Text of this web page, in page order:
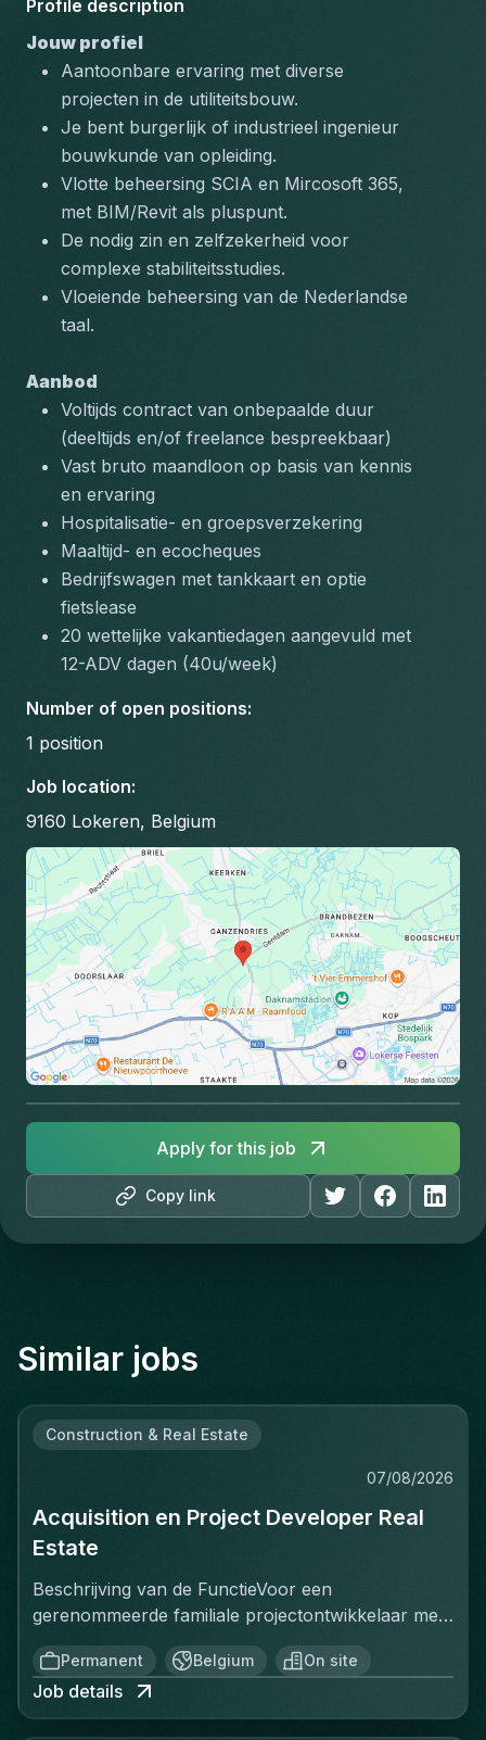
Profile description
Jouw profiel
Aantoonbare ervaring met diverse
projecten in de utiliteitsbouw.
Je bent burgerlijk of industrieel ingenieur
bouwkunde van opleiding.
Vlotte beheersing SCIA en Mircosoft 365,
met BIM/Revit als pluspunt.
De nodig zin en zelfzekerheid voor
complexe stabiliteitsstudies.
Vloeiende beheersing van de Nederlandse
taal.
Aanbod
Voltijds contract van onbepaalde duur
(deeltijds en/of freelance bespreekbaar)
Vast bruto maandloon op basis van kennis
en ervaring
Hospitalisatie- en groepsverzekering
Maaltijd- en ecocheques
Bedrijfswagen met tankkaart en optie
fietslease
20 wettelijke vakantiedagen aangevuld met
12-ADV dagen (40u/week)
Number of open positions:
1 position
Job location:
9160 Lokeren, Belgium
Copy link
Apply for this job
Similar jobs
Construction & Real Estate
07/08/2026
Acquisition en Project Developer Real
Estate
Beschrijving van de FunctieVoor een
gerenommeerde familiale projectontwikkelaar met
een sterke positie op de Belgische vastgoedmarkt,
zoekt een ervaren Projectontwikkelaar die
onmiddellijk impact kan maken. In deze rol ben je
verantwoordelijk voor het identificeren, acquisitie
Permanent Belgium On site
Job details